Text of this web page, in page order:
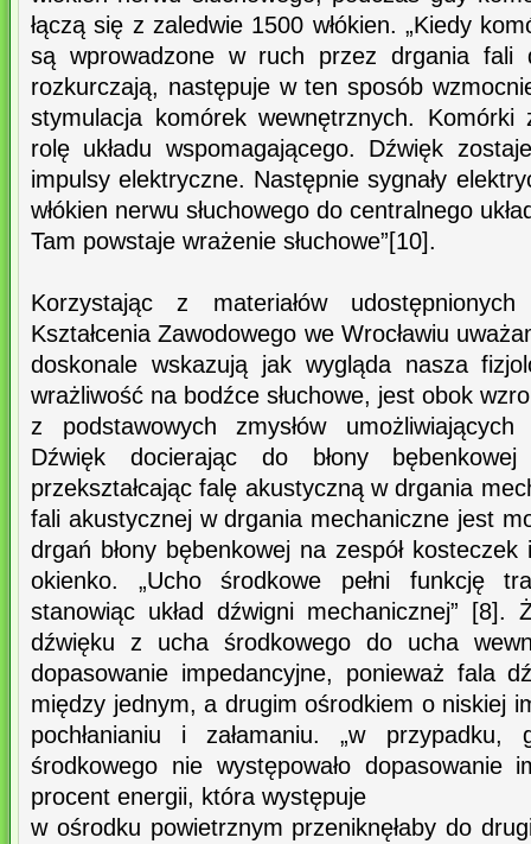
łączą się z zaledwie 1500 włókien. „Kiedy
są wprowadzone w ruch przez drgania fali
rozkurczają, następuje w ten sposób
stymulacja komórek wewnętrznych. Komórki
rolę układu wspomagającego. Dźwięk
impulsy elektryczne. Następnie sygnały
włókien nerwu słuchowego do centralnego
Tam powstaje wrażenie słuchowe”[10].
Korzystając z materiałów
Kształcenia Zawodowego we Wrocławiu
doskonale wskazują jak wygląda nasza
wrażliwość na bodźce słuchowe, jest obok
z podstawowych zmysłów
Dźwięk docierając do błony
przekształcając falę akustyczną w drgania
fali akustycznej w drgania mechaniczne jest
drgań błony bębenkowej na zespół
okienko. „Ucho środkowe pełni funkcję
stanowiąc układ dźwigni mechanicznej” [8].
dźwięku z ucha środkowego do ucha
dopasowanie impedancyjne, ponieważ fala
między jednym, a drugim ośrodkiem o niskiej
pochłanianiu i załamaniu. „w przypadku,
środkowego nie występowało dopasowanie
procent energii, która występuje
w ośrodku powietrznym przeniknęłaby do